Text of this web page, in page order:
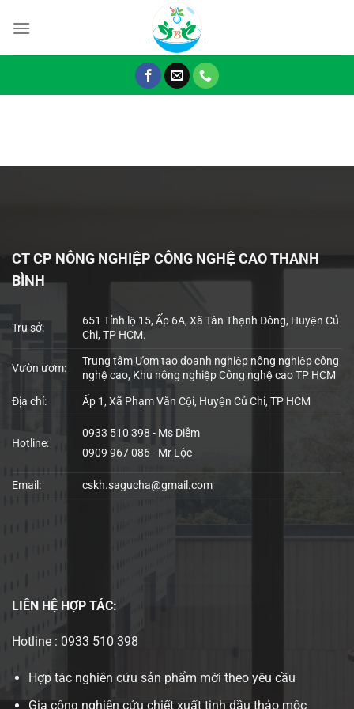
đến
CT CP NÔNG NGHIỆP CÔNG NGHỆ CAO THANH
BÌNH
Trụ sở:
651 Tỉnh lộ 15, Ấp 6A, Xã Tân Thạnh Đông, Huyện Củ
Chi, TP HCM.
Vườn ươm:
Trung tâm Ươm tạo doanh nghiệp nông nghiệp công
nghệ cao, Khu nông nghiệp Công nghệ cao TP HCM
Địa chỉ: Ấp 1, Xã Phạm Văn Cội, Huyện Củ Chi, TP HCM
Hotline:
0933 510 398 - Ms Diễm
0909 967 086 - Mr Lộc
Email: cskh.sagucha@gmail.com
LIÊN HỆ HỢP TÁC:
Hotline : 0933 510 398
Hợp tác nghiên cứu sản phẩm mới theo yêu cầu
Gia công nghiên cứu chiết xuất tinh dầu thảo mộc